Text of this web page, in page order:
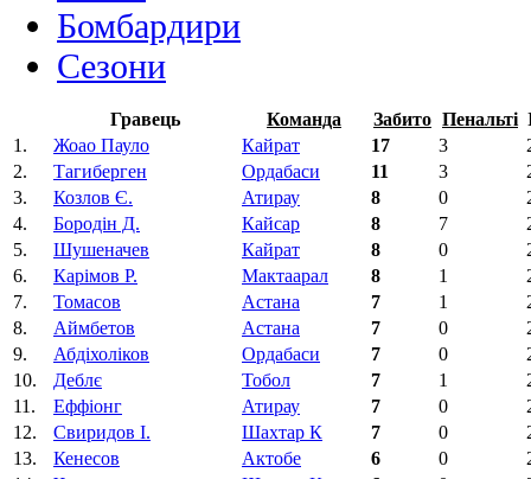
Бомбардири
Сезони
Гравець Команда Забито Пенальті
1.
Жоао Пауло Кайрат 17 3
2.
Тагиберген Ордабаси 11 3
3.
Козлов Є. Атирау 8 0
4.
Бородін Д. Кайсар 8 7
5.
Шушеначев Кайрат 8 0
6.
Карімов Р. Мактаарал 8 1
7.
Томасов Астана 7 1
8.
Аймбетов Астана 7 0
9.
Абдіхоліков Ордабаси 7 0
10.
Деблє Тобол 7 1
11.
Еффіонг Атирау 7 0
12.
Свиридов І. Шахтар К 7 0
13.
Кенесов Актобе 6 0